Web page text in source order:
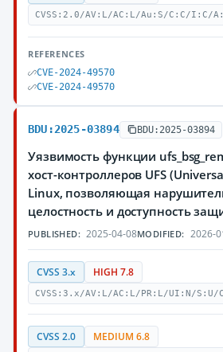
CVSS:2.0/AV:L/AC:L/Au:S/C:C/I:C/
REFERENCES
CVE-2024-49570
CVE-2024-49570
BDU:2025-03894 BDU:2025-03894
Уязвимость функции
хост-контроллеров UFS
Linux, позволяющая
целостность и доступность
PUBLISHED: 2025-04-08MODIFIED: 2026-
CVSS 3.x HIGH 7.8
CVSS:3.x/AV:L/AC:L/PR:L/UI:N/S:U/
CVSS 2.0 MEDIUM 6.8